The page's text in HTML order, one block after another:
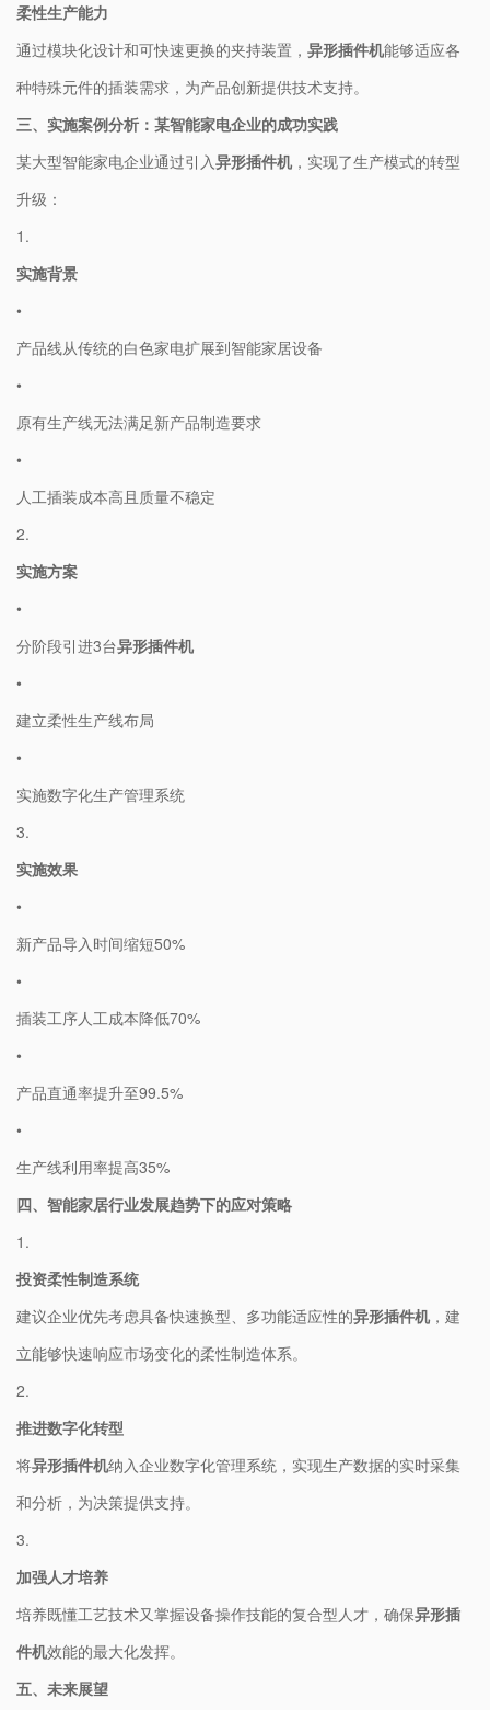
​柔性生产能力​
通过模块化设计和可快速更换的夹持装置，​ ​异形插件机​​能够适应各
种特殊元件的插装需求，为产品创新提供技术支持。
​三、实施案例分析：某智能家电企业的成功实践​
某大型智能家电企业通过引入​​异形插件机​​，实现了生产模式的转型
升级：
1.
​实施背景​
•
产品线从传统的白色家电扩展到智能家居设备
•
原有生产线无法满足新产品制造要求
•
人工插装成本高且质量不稳定
2.
​实施方案​
•
分阶段引进3台​​异形插件机​
•
建立柔性生产线布局
•
实施数字化生产管理系统
3.
​实施效果​
•
新产品导入时间缩短50%
•
插装工序人工成本降低70%
•
产品直通率提升至99.5%
•
生产线利用率提高35%
​四、智能家居行业发展趋势下的应对策略​
1.
​投资柔性制造系统​
建议企业优先考虑具备快速换型、多功能适应性的​​异形插件机​​，建
立能够快速响应市场变化的柔性制造体系。
2.
​推进数字化转型​
将​​异形插件机​​纳入企业数字化管理系统，实现生产数据的实时采集
和分析，为决策提供支持。
3.
​加强人才培养​
培养既懂工艺技术又掌握设备操作技能的复合型人才，确保​​异形插
件机​​效能的最大化发挥。
​五、未来展望​